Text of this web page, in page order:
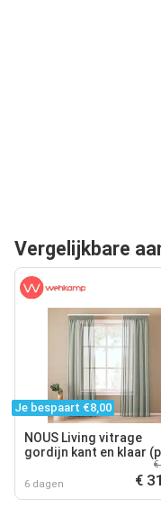
Vergelijkbare
Je bespaart €8,00
NOUS Living vitrage
gordijn kant en klaar
6 dagen
€
€